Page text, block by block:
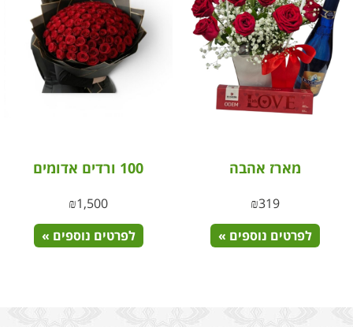
מארז אהבה
₪319
לפרטים נוספים »
100 ורדים אדומים
₪1,500
לפרטים נוספים »